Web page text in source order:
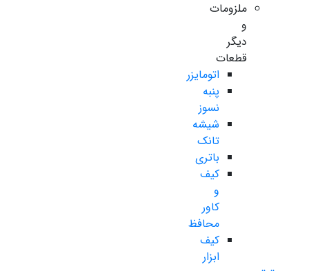
ملزومات
و
دیگر
قطعات
اتومایزر
پنبه
نسوز
شیشه
تانک
باتری
کیف
و
کاور
محافظ
کیف
ابزار